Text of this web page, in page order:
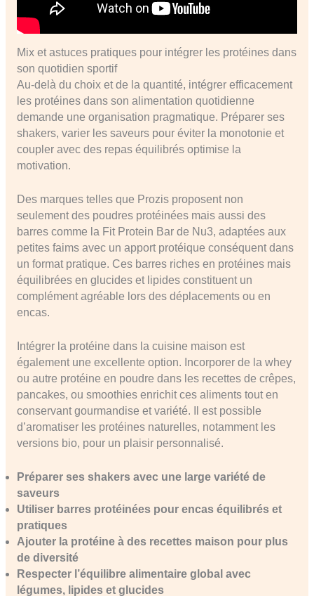
Mix et astuces pratiques pour intégrer les protéines dans
son quotidien sportif
Au-delà du choix et de la quantité, intégrer efficacement
les protéines dans son alimentation quotidienne
demande une organisation pragmatique. Préparer ses
shakers, varier les saveurs pour éviter la monotonie et
coupler avec des repas équilibrés optimise la
motivation.
Des marques telles que Prozis proposent non
seulement des poudres protéinées mais aussi des
barres comme la Fit Protein Bar de Nu3, adaptées aux
petites faims avec un apport protéique conséquent dans
un format pratique. Ces barres riches en protéines mais
équilibrées en glucides et lipides constituent un
complément agréable lors des déplacements ou en
encas.
Intégrer la protéine dans la cuisine maison est
également une excellente option. Incorporer de la whey
ou autre protéine en poudre dans les recettes de crêpes,
pancakes, ou smoothies enrichit ces aliments tout en
conservant gourmandise et variété. Il est possible
d’aromatiser les protéines naturelles, notamment les
versions bio, pour un plaisir personnalisé.
Préparer ses shakers avec une large variété de
saveurs
Utiliser barres protéinées pour encas équilibrés et
pratiques
Ajouter la protéine à des recettes maison pour plus
de diversité
Respecter l’équilibre alimentaire global avec
légumes, lipides et glucides